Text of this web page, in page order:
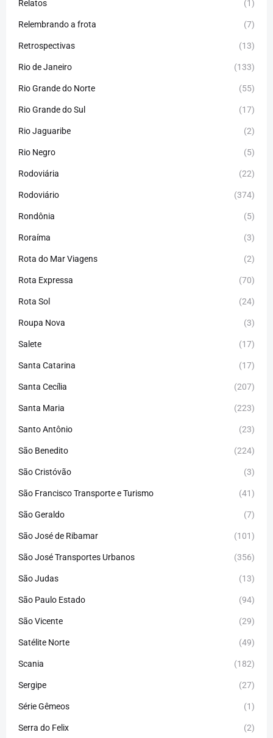
Relatos (1)
Relembrando a frota (7)
Retrospectivas (13)
Rio de Janeiro (133)
Rio Grande do Norte (55)
Rio Grande do Sul (17)
Rio Jaguaribe (2)
Rio Negro (5)
Rodoviária (22)
Rodoviário (374)
Rondônia (5)
Roraíma (3)
Rota do Mar Viagens (2)
Rota Expressa (70)
Rota Sol (24)
Roupa Nova (3)
Salete (17)
Santa Catarina (17)
Santa Cecília (207)
Santa Maria (223)
Santo Antônio (23)
São Benedito (224)
São Cristóvão (3)
São Francisco Transporte e Turismo (41)
São Geraldo (7)
São José de Ribamar (101)
São José Transportes Urbanos (356)
São Judas (13)
São Paulo Estado (94)
São Vicente (29)
Satélite Norte (49)
Scania (182)
Sergipe (27)
Série Gêmeos (1)
Serra do Felix (2)